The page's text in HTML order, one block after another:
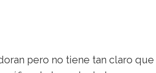
pero no tiene tan claro que